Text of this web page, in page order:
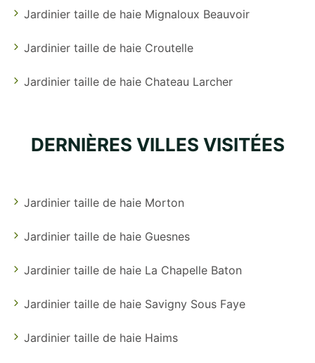
Jardinier taille de haie Mignaloux Beauvoir
Jardinier taille de haie Croutelle
Jardinier taille de haie Chateau Larcher
DERNIÈRES VILLES VISITÉES
Jardinier taille de haie Morton
Jardinier taille de haie Guesnes
Jardinier taille de haie La Chapelle Baton
Jardinier taille de haie Savigny Sous Faye
Jardinier taille de haie Haims